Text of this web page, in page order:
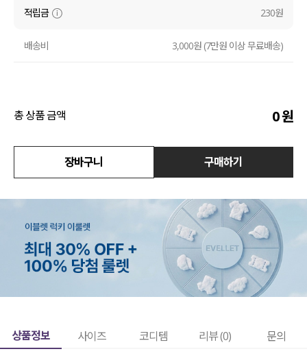
원피스
니트
언더웨어/파자마
코디템
FIT ZOOM
적립금 230원
배송비 3,000원 (7만원 이상 무료배송)
총 상품 금액 0원
장바구니 구매하기
상품정보 사이즈 코디템 리뷰 (0) 문의